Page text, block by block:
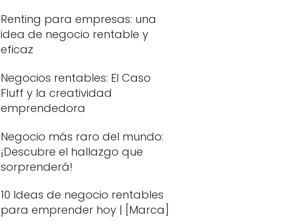
Renting para empresas: una
idea de negocio rentable y
eficaz
Negocios rentables: El Caso
Fluff y la creatividad
emprendedora
Negocio más raro del mundo:
¡Descubre el hallazgo que
sorprenderá!
10 Ideas de negocio rentables
para emprender hoy | [Marca]